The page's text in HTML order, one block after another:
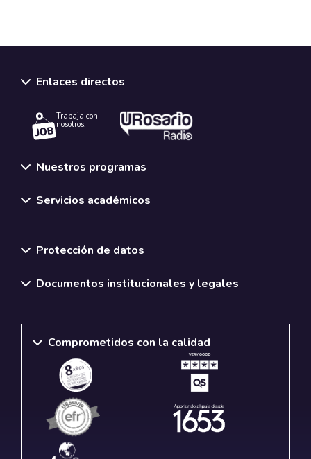
Enlaces directos
Trabaja con
nosotros.
Nuestros programas
Servicios académicos
Protección de datos
Documentos institucionales y legales
Comprometidos con la calidad